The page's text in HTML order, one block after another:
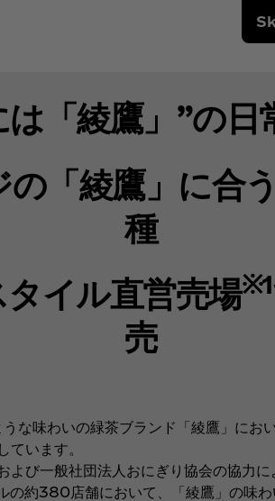
「綾鷹」”の日
の「綾鷹」に合
種
イル直営売場※1
売
な味わいの緑茶ブランド「綾鷹」にお
います。
び一般社団法人おにぎり協会の協力に
約380店舗において、「綾鷹」の味